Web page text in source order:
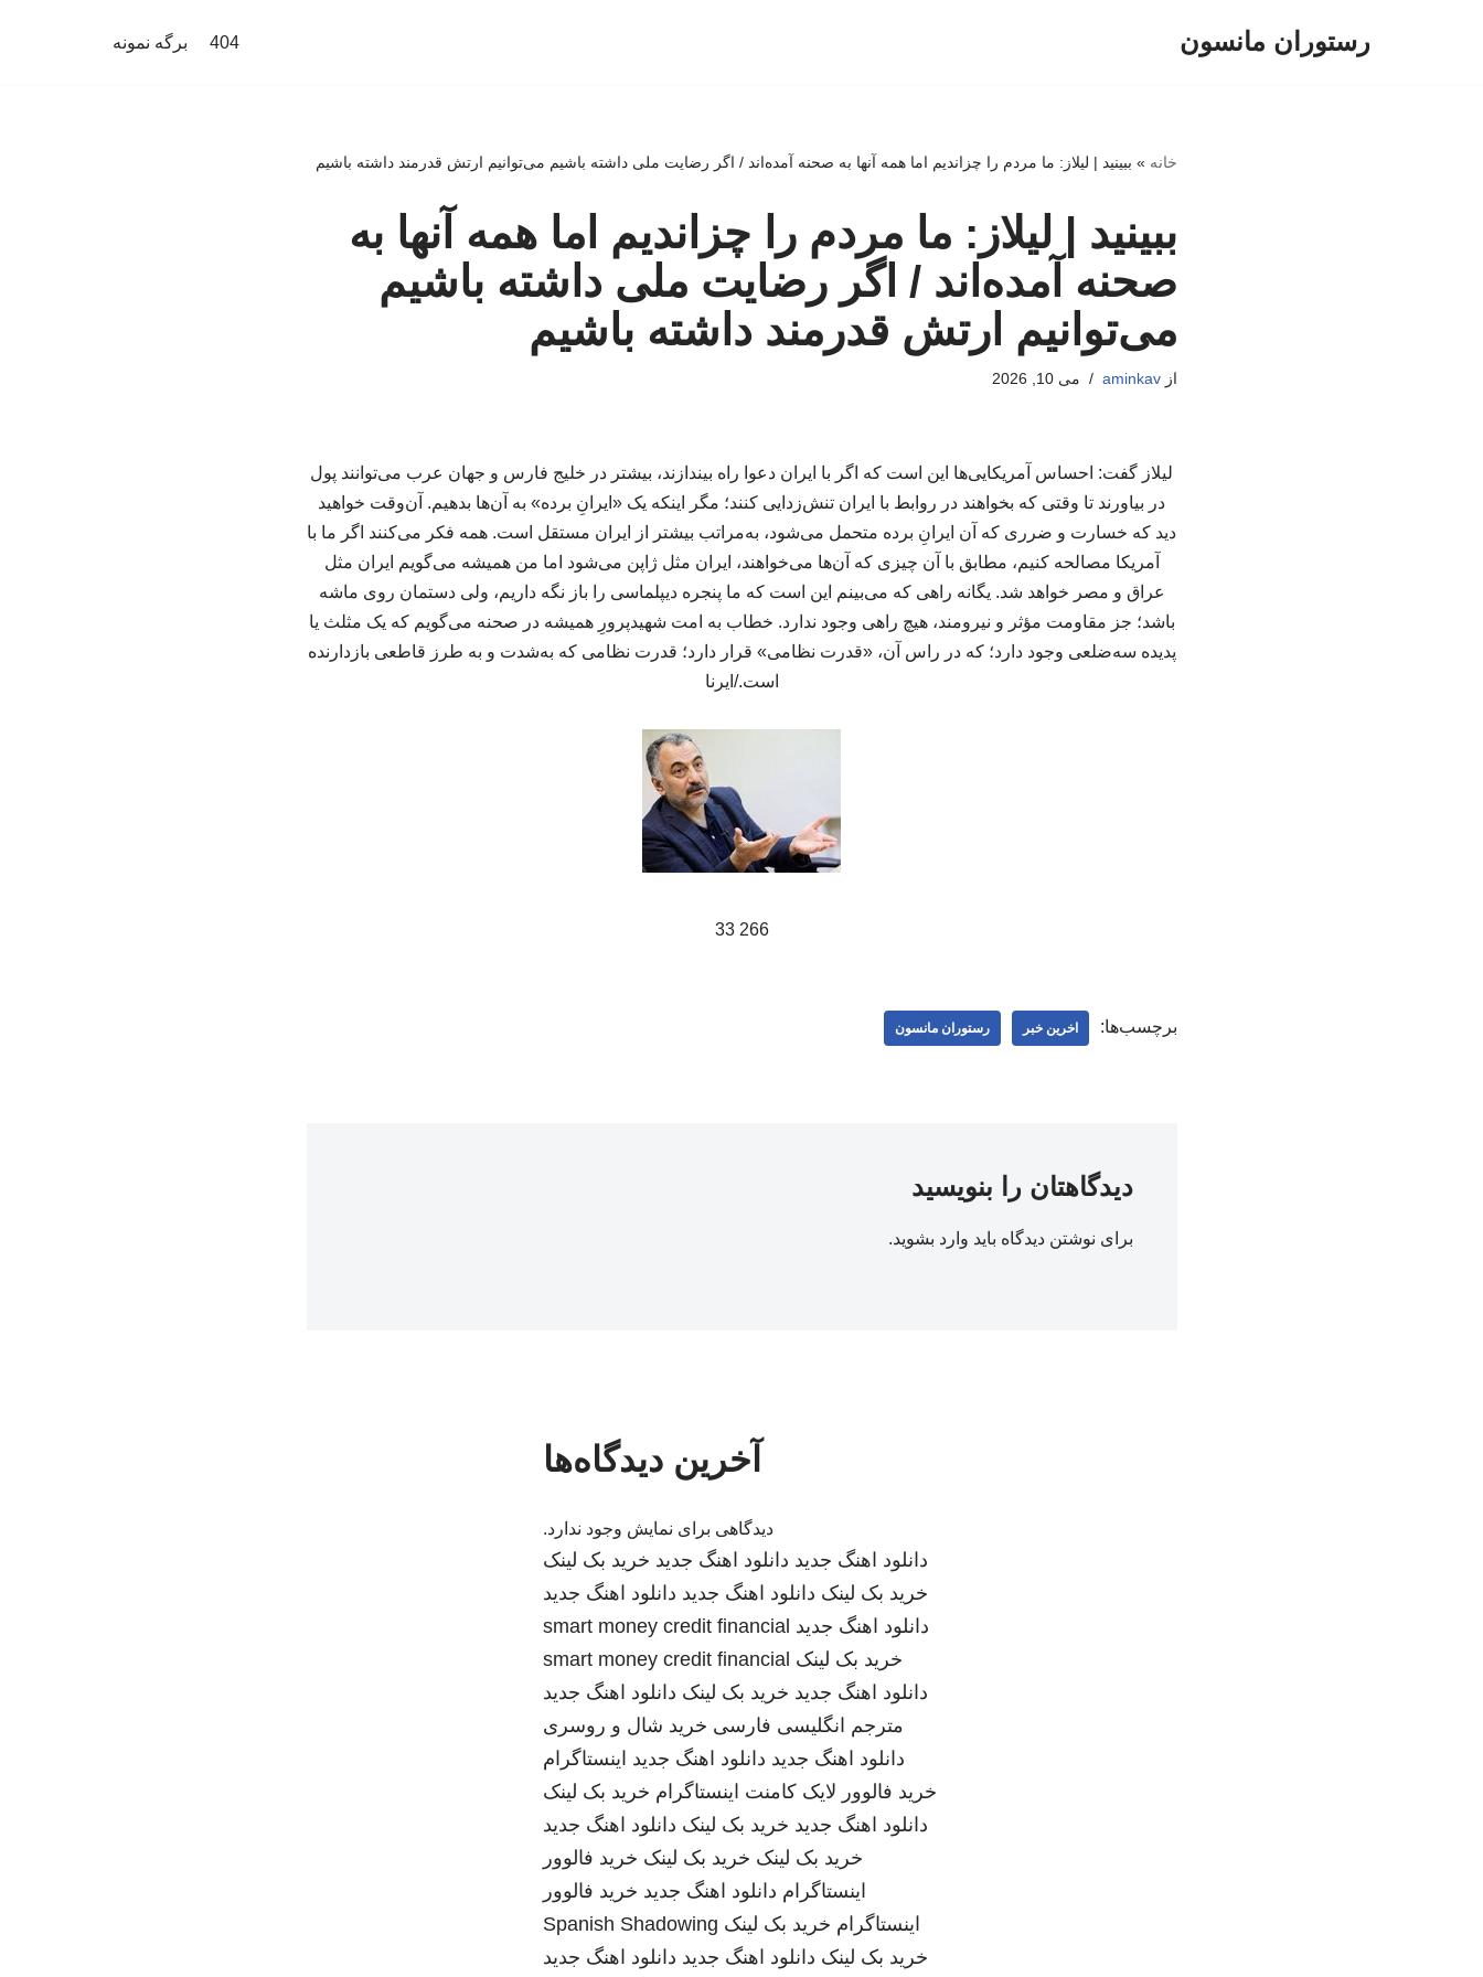
رستوران مانسون 404 برگه نمونه
خانه » ببینید | لیلاز: ما مردم را چزاندیم اما همه آنها به صحنه آمده‌اند / اگر رضایت ملی داشته باشیم می‌توانیم ارتش قدرمند داشته باشیم
ببینید | لیلاز: ما مردم را چزاندیم اما همه آنها به
صحنه آمده‌اند / اگر رضایت ملی داشته باشیم
می‌توانیم ارتش قدرمند داشته باشیم
ازaminkav می 10, 2026
لیلاز گفت: احساس آمریکایی‌ها این است که اگر با ایران دعوا راه بیندازند، بیشتر در خلیج فارس و جهان عرب می‌توانند پول
در بیاورند تا وقتی که بخواهند در روابط با ایران تنش‌زدایی کنند؛ مگر اینکه یک «ایرانِ برده» به آن‌ها بدهیم. آن‌وقت خواهید
دید که خسارت و ضرری که آن ایرانِ برده متحمل می‌شود، به‌مراتب بیشتر از ایران مستقل است. همه فکر می‌کنند اگر ما با
آمریکا مصالحه کنیم، مطابق با آن چیزی که آن‌ها می‌خواهند، ایران مثل ژاپن می‌شود اما من همیشه می‌گویم ایران مثل
عراق و مصر خواهد شد. یگانه راهی که می‌بینم این است که ما پنجره دیپلماسی را باز نگه داریم، ولی دستمان روی ماشه
باشد؛ جز مقاومت مؤثر و نیرومند، هیچ راهی وجود ندارد. خطاب به امت شهیدپرورِ همیشه در صحنه می‌گویم که یک مثلث یا
پدیده‌ سه‌ضلعی وجود دارد؛ که در راس آن، «قدرت نظامی» قرار دارد؛ قدرت نظامی‌ که به‌شدت و به‌ طرز قاطعی بازدارنده
است./ایرنا
266 33
برچسب‌ها: اخرین خبر رستوران مانسون
دیدگاهتان را بنویسید
برای نوشتن دیدگاه باید وارد بشوید.
آخرین دیدگاه‌ها
دیدگاهی برای نمایش وجود ندارد.
دانلود اهنگ جدید دانلود اهنگ جدید خرید بک لینک
خرید بک لینک دانلود اهنگ جدید دانلود اهنگ جدید
دانلود اهنگ جدید smart money credit financial
خرید بک لینک smart money credit financial
دانلود اهنگ جدید خرید بک لینک دانلود اهنگ جدید
مترجم انگلیسی فارسی خرید شال و روسری
دانلود اهنگ جدید دانلود اهنگ جدید اینستاگرام
خرید فالوور لایک کامنت اینستاگرام خرید بک لینک
دانلود اهنگ جدید خرید بک لینک دانلود اهنگ جدید
خرید بک لینک خرید بک لینک خرید فالوور
اینستاگرام دانلود اهنگ جدید خرید فالوور
اینستاگرام خرید بک لینک Spanish Shadowing
خرید بک لینک دانلود اهنگ جدید دانلود اهنگ جدید